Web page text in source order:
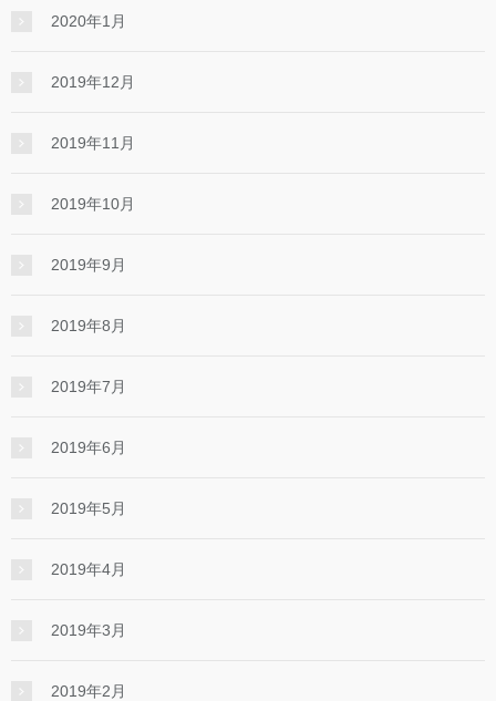
2020年1月
2019年12月
2019年11月
2019年10月
2019年9月
2019年8月
2019年7月
2019年6月
2019年5月
2019年4月
2019年3月
2019年2月